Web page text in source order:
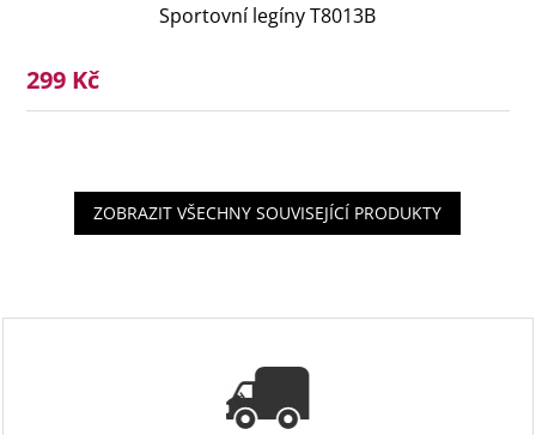
Sportovní legíny T8013B
299 Kč
ZOBRAZIT VŠECHNY SOUVISEJÍCÍ PRODUKTY